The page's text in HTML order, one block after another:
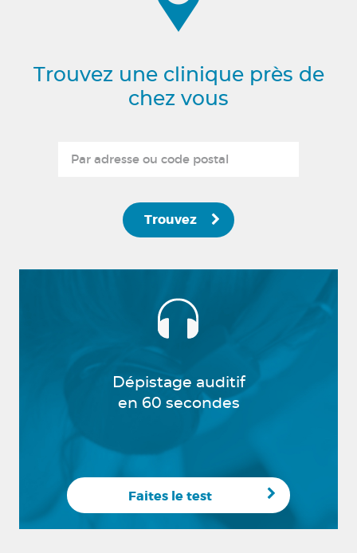
Trouvez une clinique près de
chez vous
Trouvez
Dépistage auditif
en 60 secondes
Faites le test